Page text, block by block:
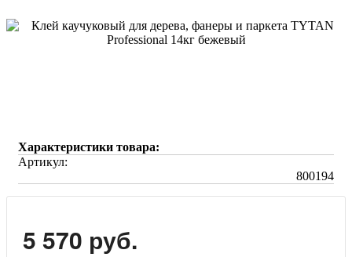
Характеристики товара:
Артикул:
800194
5 570 руб.